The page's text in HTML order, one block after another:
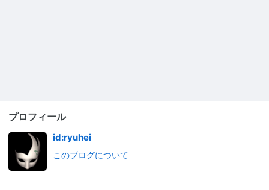
プロフィール
id:ryuhei
このブログについて